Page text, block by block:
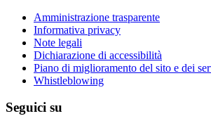
Amministrazione trasparente
Informativa privacy
Note legali
Dichiarazione di accessibilità
Piano di miglioramento del sito e dei
Whistleblowing
Seguici su